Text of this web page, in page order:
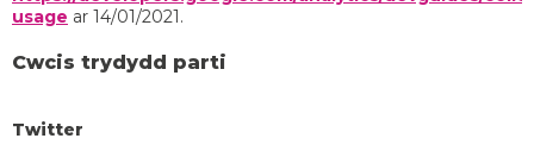
usage ar 14/01/2021.
Cwcis trydydd parti
Twitter